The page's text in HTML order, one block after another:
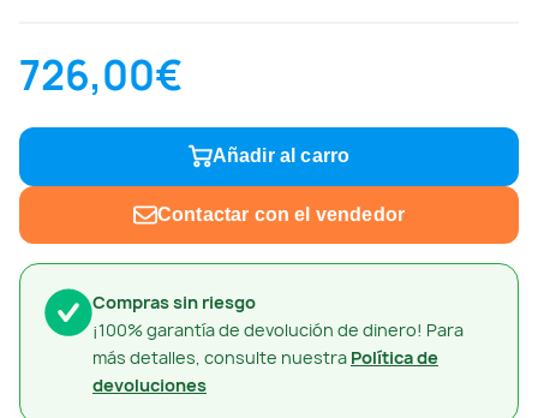
Compras sin riesgo
¡100% garantía de devolución de dinero! Para
más detalles, consulte nuestra Política de
devoluciones
726,00€
Añadir al carro
Contactar con el vendedor